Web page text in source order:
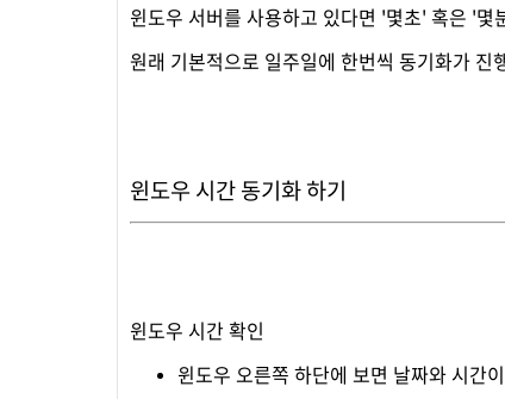
윈도우 서버를 사용하고 있다면 '몇초' 혹은 '
원래 기본적으로 일주일에 한번씩 동기화가
윈도우 시간 동기화 하기
윈도우 시간 확인
윈도우 오른쪽 하단에 보면 날짜와 시간